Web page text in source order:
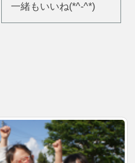
一緒もいいね(*^-^*)